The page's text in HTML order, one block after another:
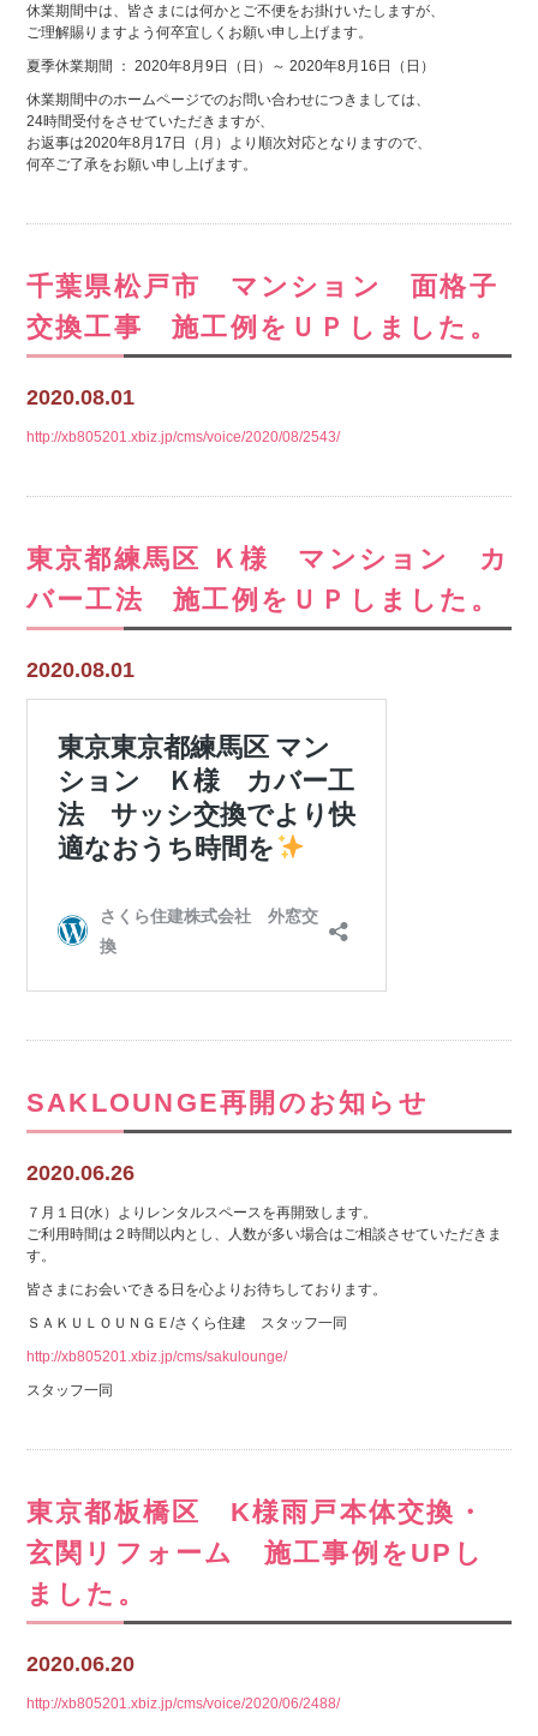
休業期間中は、皆さまには何かとご不便をお掛けいたしますが、
ご理解賜りますよう何卒宜しくお願い申し上げます。
夏季休業期間 ： 2020年8月9日（日）～ 2020年8月16日（日）
休業期間中のホームページでのお問い合わせにつきましては、
24時間受付をさせていただきますが、
お返事は2020年8月17日（月）より順次対応となりますので、
何卒ご了承をお願い申し上げます。
千葉県松戸市 マンション 面格子
交換工事 施工例をＵＰしました。
2020.08.01
http://xb805201.xbiz.jp/cms/voice/2020/08/2543/
東京都練馬区 Ｋ様 マンション カ
バー工法 施工例をＵＰしました。
2020.08.01
SAKLOUNGE再開のお知らせ
2020.06.26
７月１日(水）よりレンタルスペースを再開致します。
ご利用時間は２時間以内とし、人数が多い場合はご相談させていただきま
す。
皆さまにお会いできる日を心よりお待ちしております。
ＳＡＫＵＬＯＵＮＧＥ/さくら住建 スタッフ一同
http://xb805201.xbiz.jp/cms/sakulounge/
スタッフ一同
東京都板橋区 K様雨戸本体交換・
玄関リフォーム 施工事例をUPし
ました。
2020.06.20
http://xb805201.xbiz.jp/cms/voice/2020/06/2488/